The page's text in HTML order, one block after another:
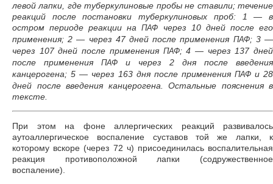
левой лапки, где туберкулиновые пробы не ставили; течение
реакций после постановки туберкулиновых проб: 1 — в
остром периоде реакции наПАФ
через 10 дней после его
применения; 2 — через 47 дней после применения ПАФ; 3 —
через 107 дней после применения ПАФ; 4 — через 137 дней
после применения ПАФ и через 2 дня после введения
канцерогена; 5 — через 163 дня после применения ПАФ и 28
дней после введения канцерогена. Остальные пояснения в
тексте.
При этом на фоне аллергических реакций развивалось
аутоаллергическое воспаление суставов той же лапки, к
которому вскоре (через 72 ч) присоединилась воспалительная
реакция противоположной лапки (содружественное
воспаление).